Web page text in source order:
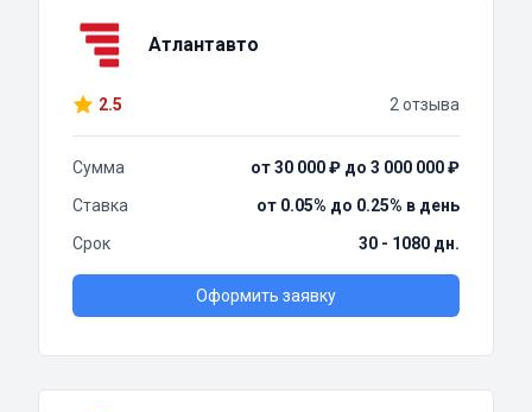
Атлантавто
2.5 2 отзыва
Сумма
от 30 000 ₽ до 3 000 000 ₽
Ставка
от 0.05% до 0.25% в день
Срок
30 - 1080 дн.
Оформить заявку